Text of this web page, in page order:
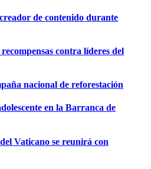
de contenido durante
contra líderes del
nacional de reforestación
en la Barranca de
Vaticano se reunirá con